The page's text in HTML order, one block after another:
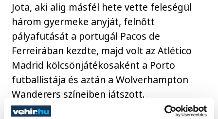
Jota, aki alig másfél hete vette feleségül
három gyermeke anyját, felnőtt
pályafutását a portugál Pacos de
Ferreirában kezdte, majd volt az Atlético
Madrid kölcsönjátékosaként a Porto
futballistája és aztán a Wolverhampton
Wanderers színeiben játszott.